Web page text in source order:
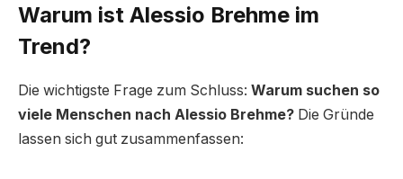
Warum ist Alessio Brehme im
Trend?
Die wichtigste Frage zum Schluss: Warum suchen so
viele Menschen nach Alessio Brehme? Die Gründe
lassen sich gut zusammenfassen: